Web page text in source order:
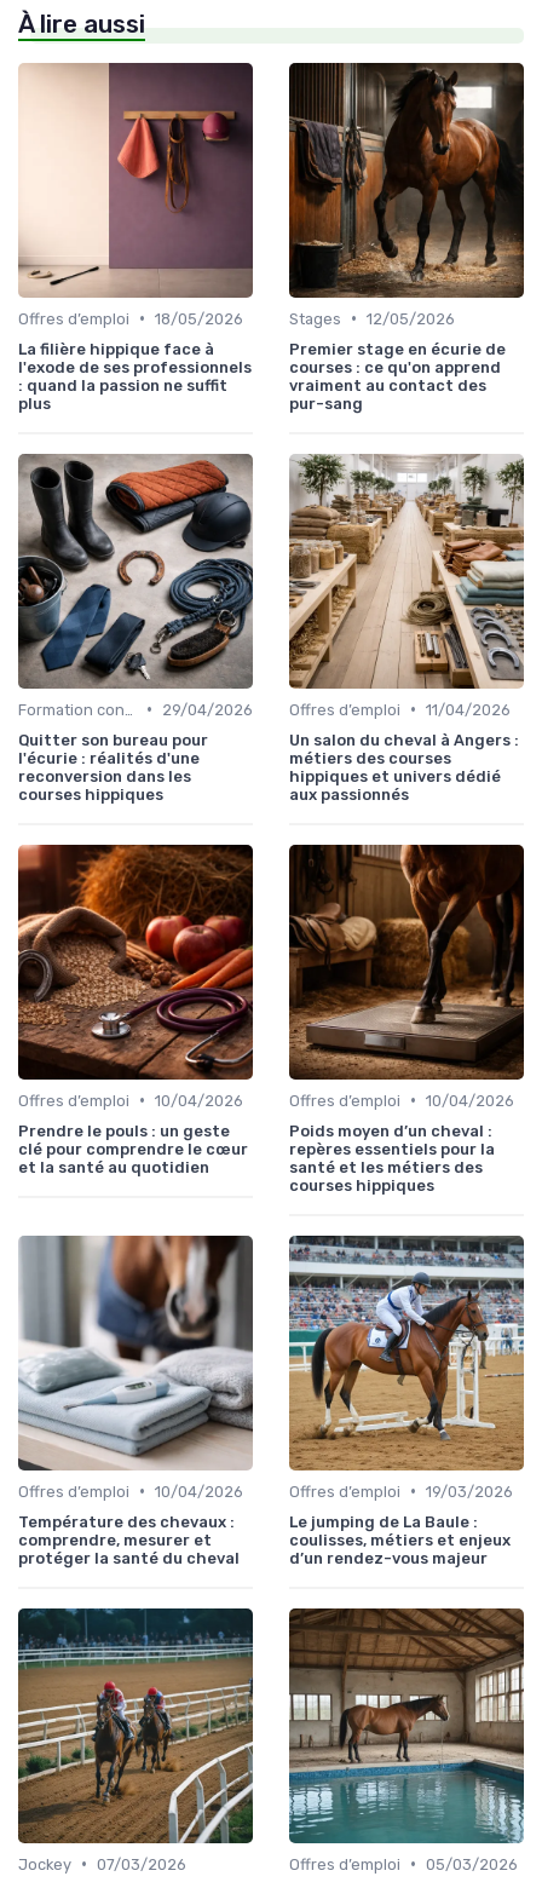
À lire aussi
Offres d’emploi • 18/05/2026
La filière hippique face à
l'exode de ses professionnels
: quand la passion ne suffit
plus
Stages • 12/05/2026
Premier stage en écurie de
courses : ce qu'on apprend
vraiment au contact des
pur-sang
•
29/04/2026
Quitter son bureau pour
l'écurie : réalités d'une
reconversion dans les
courses hippiques
Offres d’emploi • 11/04/2026
Un salon du cheval à Angers :
métiers des courses
hippiques et univers dédié
aux passionnés
Offres d’emploi • 10/04/2026
Prendre le pouls : un geste
clé pour comprendre le cœur
et la santé au quotidien
Offres d’emploi • 10/04/2026
Poids moyen d’un cheval :
repères essentiels pour la
santé et les métiers des
courses hippiques
Offres d’emploi • 10/04/2026
Température des chevaux :
comprendre, mesurer et
protéger la santé du cheval
Offres d’emploi • 19/03/2026
Le jumping de La Baule :
coulisses, métiers et enjeux
d’un rendez-vous majeur
Jockey • 07/03/2026
Offres d’emploi • 05/03/2026